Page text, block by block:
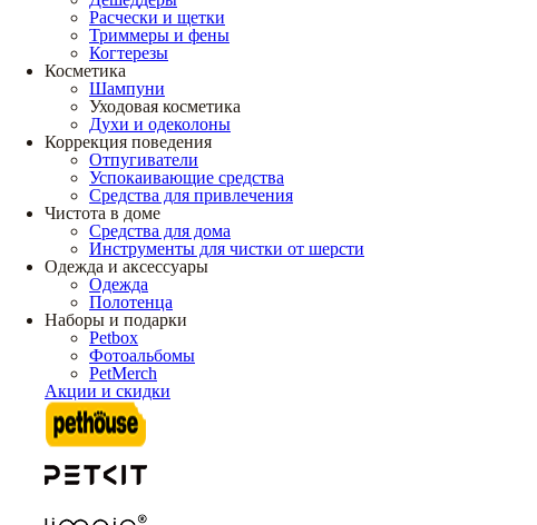
Расчески и щетки
Триммеры и фены
Когтерезы
Косметика
Шампуни
Уходовая косметика
Духи и одеколоны
Коррекция поведения
Отпугиватели
Успокаивающие средства
Средства для привлечения
Чистота в доме
Средства для дома
Инструменты для чистки от шерсти
Одежда и аксессуары
Одежда
Полотенца
Наборы и подарки
Petbox
Фотоальбомы
PetMerch
Акции и скидки